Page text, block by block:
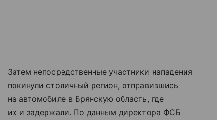
Затем непосредственные участники нападения
покинули столичный регион, отправившись
на автомобиле в Брянскую область, где
их и задержали. По данным директора ФСБ